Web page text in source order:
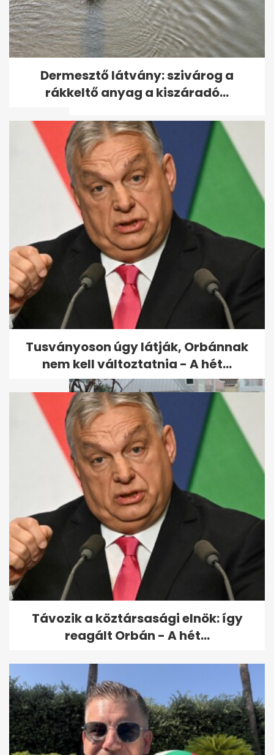
Jimmy Carter, aki visszaadta
a magyaroknak a Szent
Koronát: a 100...
A NER újabb sztárpapja bukott
le, ministráns fiúkat zaklatott
Brutális pusztítást végzett a
Helene-hurrikán az Egyesült...
Dermesztő látvány: szivárog a
rákkeltő anyag a kiszáradó...
Tusványoson úgy látják, Orbánnak
nem kell változtatnia - A hét...
Távozik a köztársasági elnök: így
reagált Orbán - A hét...